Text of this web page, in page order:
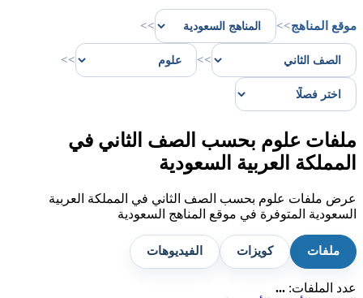
موقع المناهج>>
>>
>>
>>
ملفات علوم بحسب الصف الثاني في
المملكة العربية السعودية
عرض ملفات علوم بحسب الصف الثاني في المملكة العربية
السعودية المتوفرة في موقع المناهج السعودية
ملفات كويزات الفيديوهات
عدد الملفات: ...